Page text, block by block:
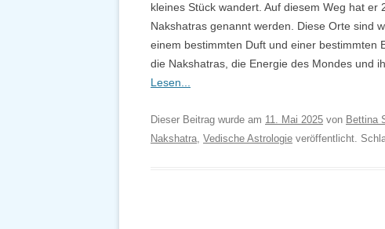
kleines Stück wandert. Auf diesem Weg hat
Nakshatras genannt werden. Diese Orte sind
einem bestimmten Duft und einer bestimmten
die Nakshatras, die Energie des Mondes und
Lesen...
Dieser Beitrag wurde am 11. Mai 2025 von Bettina
Nakshatra, Vedische Astrologie veröffentlicht.